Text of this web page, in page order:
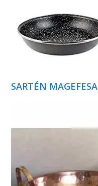
SARTÉN MAGEFESA